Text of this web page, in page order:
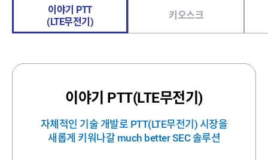
이야기 PTT
(LTE무전기)
키오스크
이야기 PTT(LTE무전기)
자체적인 기술 개발로 PTT(LTE무전기) 시장을
새롭게 키워나갈 much better SEC 솔루션